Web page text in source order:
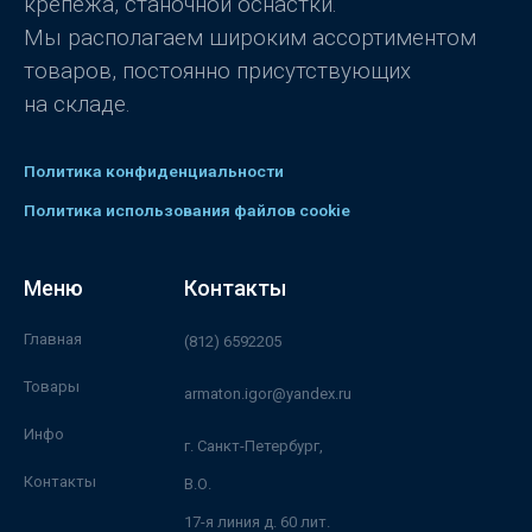
Мы располагаем широким ассортиментом
товаров, постоянно присутствующих
на складе.
Политика конфиденциальности
Политика использования файлов cookie
Меню
Главная
Товары
Инфо
Контакты
Контакты
(812) 6592205
armaton.igor@yandex.ru
г. Санкт-Петербург,
В.О.
17-я линия д. 60 лит.